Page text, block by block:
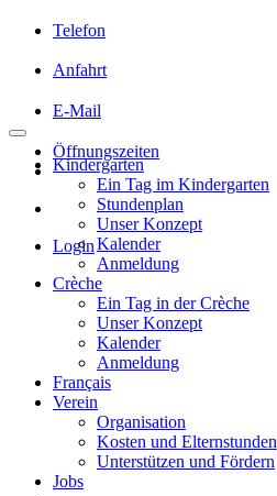
Telefon
Anfahrt
E-Mail
Öffnungszeiten
Login
Kindergarten
Ein Tag im Kindergarten
Stundenplan
Unser Konzept
Kalender
Anmeldung
Crèche
Ein Tag in der Crèche
Unser Konzept
Kalender
Anmeldung
Français
Verein
Organisation
Kosten und Elternstunden
Unterstützen und Fördern
Jobs